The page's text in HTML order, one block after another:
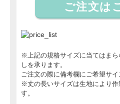
ご注文は
※上記の規格サイズに当てはま
しを承ります。
ご注文の際に備考欄にご希望サイ
※丈の長いサイズは生地により作
す。